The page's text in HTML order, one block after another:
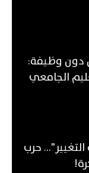
وظيفة:
الجامعي
حرب